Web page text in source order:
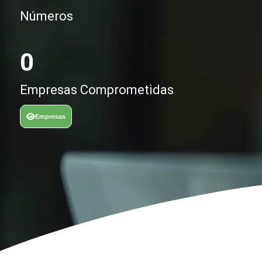
Números
0
Empresas Comprometidas
Empresas